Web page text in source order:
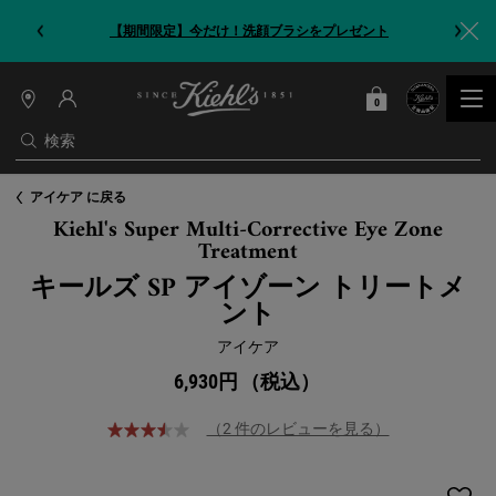
【期間限定】今だけ！洗顔ブラシをプレゼント
検索
店
情
報
カート
0
0 カート内の製品
アイケア に戻る
Kiehl's Super Multi-Corrective Eye Zone
Treatment
キールズ SP アイゾーン トリートメ
ント
アイケア
6,930円 （税込）
（2 件のレビューを見る）